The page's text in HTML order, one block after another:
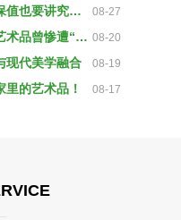
福羲国际拍卖访谈，艺术品收藏虽能保值也要讲究策略 08-27
盘点丨你知道那些你所熟知的著名的艺术品曾惨遭“毁容”吗？ 08-20
现代美学融合 08-19
的艺术品！ 08-17